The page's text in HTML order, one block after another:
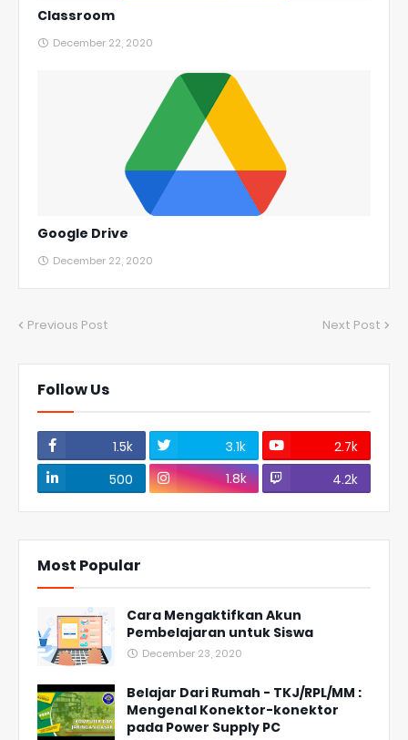
Classroom
December 22, 2020
Google Drive
December 22, 2020
Previous Post Next Post
Follow Us
1.5k 3.1k
2.7k
500
1.8k 4.2k
Most Popular
Cara Mengaktifkan Akun
Pembelajaran untuk Siswa
December 23, 2020
Belajar Dari Rumah - TKJ/RPL/MM :
Mengenal Konektor-konektor
pada Power Supply PC